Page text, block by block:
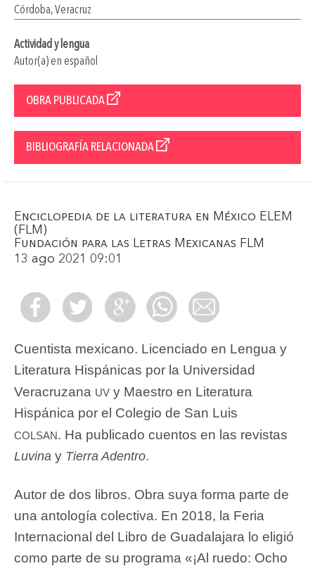
Córdoba, Veracruz
Actividad y lengua
Autor(a) en español
OBRA PUBLICADA
BIBLIOGRAFÍA RELACIONADA
Enciclopedia de la literatura en México ELEM
(FLM)
Fundación para las Letras Mexicanas FLM
13 ago 2021 09:01
Cuentista mexicano. Licenciado en Lengua y
Literatura Hispánicas por la Universidad
Veracruzana uv y Maestro en Literatura
Hispánica por el Colegio de San Luis
colsan. Ha publicado cuentos en las revistas
Luvina y Tierra Adentro.
Autor de dos libros. Obra suya forma parte de
una antología colectiva. En 2018, la Feria
Internacional del Libro de Guadalajara lo eligió
como parte de su programa «¡Al ruedo: Ocho